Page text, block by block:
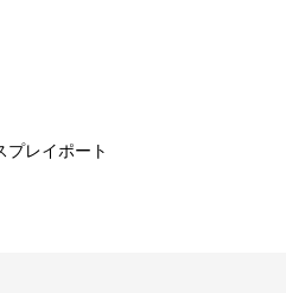
プレイポート